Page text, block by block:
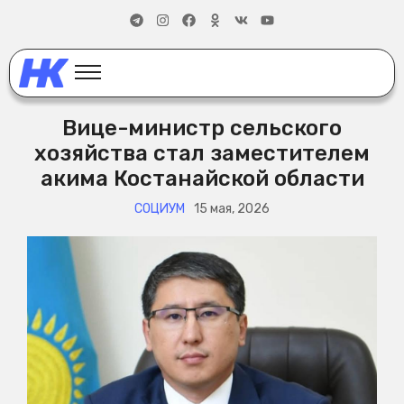
Вице-министр сельского
хозяйства стал заместителем
акима Костанайской области
СОЦИУМ 15 мая, 2026